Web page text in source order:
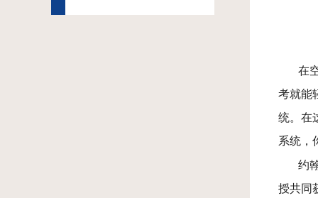
在
考就能
统。在
系统，
约
授共同